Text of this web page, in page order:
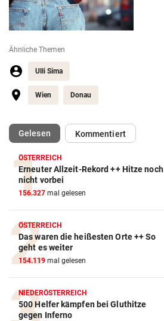
Ähnliche Themen
Ulli Sima
Wien Donau
Gelesen(ausgewählt)Kommentiert
ÖSTERREICH
Erneuter Allzeit-Rekord ++ Hitze noch
nicht vorbei
156.327 mal gelesen
ÖSTERREICH
Das waren die heißesten Orte ++ So
geht es weiter
154.119 mal gelesen
NIEDERÖSTERREICH
500 Helfer kämpfen bei Gluthitze
gegen Inferno